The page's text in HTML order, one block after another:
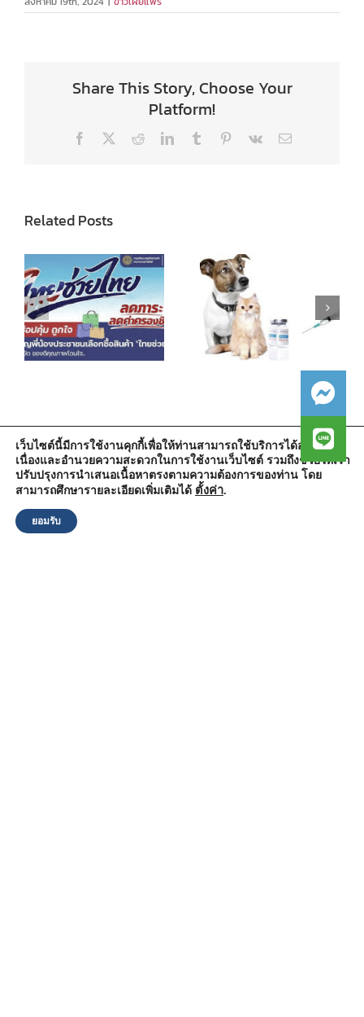
Share This Story, Choose Your
Platform!
Facebook RedditLinkedInTumblr Pinterest
Vk Email
Related Posts
สำนักงานองค์การบริหารส่วนตำบลวัดตูม
หมู่ที่ 5 ตำบลวัดตูม อำเภอพระนครศรีอยุธยา จังหวัดพระนครศรีอยุธยา
13000
เว็บไซต์นี้มีการใช้งานคุกกี้เพื่อให้ท่านสามารถใช้บริการได้อย่างต่อ
เนื่องและอำนวยความสะดวกในการใช้งานเว็บไซต์ รวมถึงช่วยให้เรา
ปรับปรุงการนำเสนอเนื้อหาตรงตามความต้องการของท่าน โดย
สามารถศึกษารายละเอียดเพิ่มเติมได้ ตั้งค่า.
ยอมรับ